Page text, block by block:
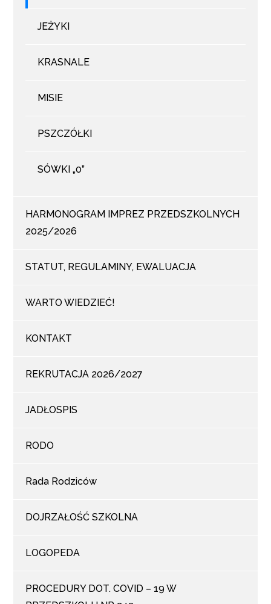
JEŻYKI
KRASNALE
MISIE
PSZCZÓŁKI
SÓWKI „0”
HARMONOGRAM IMPREZ PRZEDSZKOLNYCH
2025/2026
STATUT, REGULAMINY, EWALUACJA
WARTO WIEDZIEĆ!
KONTAKT
REKRUTACJA 2026/2027
JADŁOSPIS
RODO
Rada Rodziców
DOJRZAŁOŚĆ SZKOLNA
LOGOPEDA
PROCEDURY DOT. COVID – 19 W